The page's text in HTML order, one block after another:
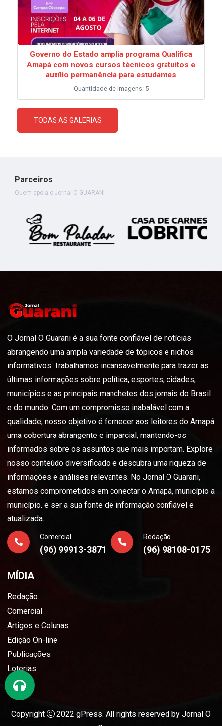
Governo do Estado amplia programa Qualifica
Amapá com novos cursos técnicos gratuitos e
auxílio permanência para estudantes
Quantidade de imagens: 5
TODAS AS GALERIAS
Parceiros
Quem apoia o Jornal O GUARANI
O Jornal O Guarani é a sua fonte confiável de notícias
abrangendo uma ampla variedade de tópicos e nichos
informativos. Trabalhamos incansavelmente para trazer as
últimas informações sobre política, esportes, cidades,
municípios e as principais manchetes dos jornais do Brasil
e do mundo. Com um compromisso inabalável com a
qualidade, nosso objetivo é fornecer aos leitores do Amapá
uma cobertura abrangente e imparcial, mantendo-os
informados sobre os assuntos que mais importam. Explore
nosso conteúdo diversificado e descubra uma riqueza de
informações e análises relevantes. No Jornal O Guarani,
estamos comprometidos em conectar o Amapá, município a
município, e ser a sua fonte de informação confiável e
atualizada.
Comercial
(96) 99913-3871
Redação
(96) 98108-0175
MÍDIA
Redação
Comercial
Artigos e Colunas
Edição On-line
Publicações
Loterias
Copyright 2022 gPress. All rights reserved by Jornal O